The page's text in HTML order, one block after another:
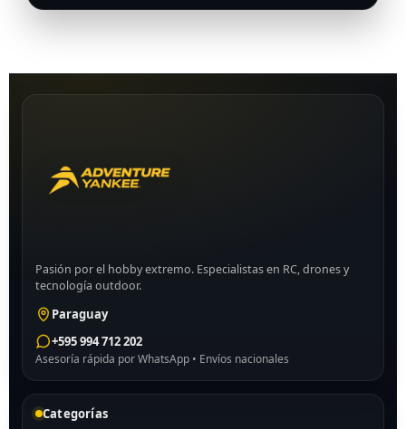
Pasión por el hobby extremo. Especialistas en RC, drones y
tecnología outdoor.
Paraguay
+595 994 712 202
Asesoría rápida por WhatsApp • Envíos nacionales
Categorías